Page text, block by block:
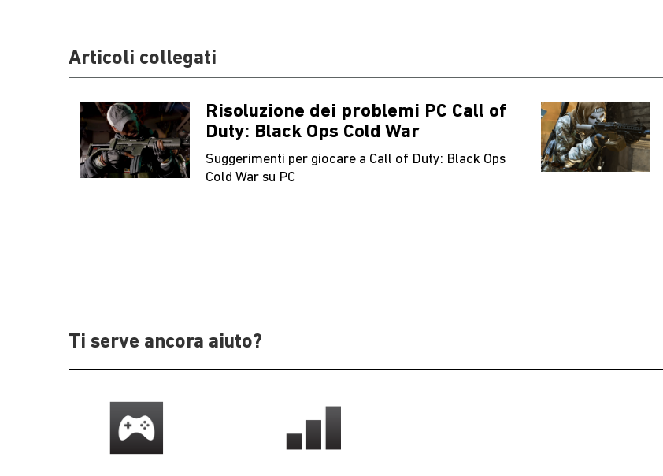
Articoli collegati
Risoluzione dei problemi PC Call of
Duty: Black Ops Cold War
Suggerimenti per giocare a Call of Duty: Black Ops
Cold War su PC
Ti serve ancora aiuto?